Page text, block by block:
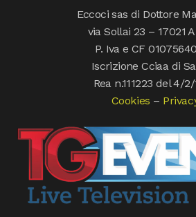
Eccoci sas di Dottore
via Sollai 23 – 17021
P. Iva e CF
Iscrizione Cciaa di
Rea n.111223 del 4/
Cookies –